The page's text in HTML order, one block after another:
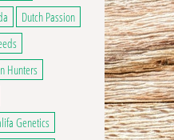
Dutch Passion
Hunters
Genetics